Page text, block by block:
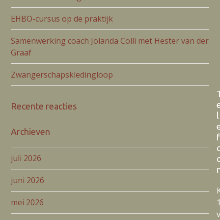
EHBO-cursus op de praktijk
Samenwerking coach Jolanda Colli met Hester van der
Graaf
Zwangerschapskledingloop
Recente reacties
Archieven
juli 2026
juni 2026
mei 2026
l
f